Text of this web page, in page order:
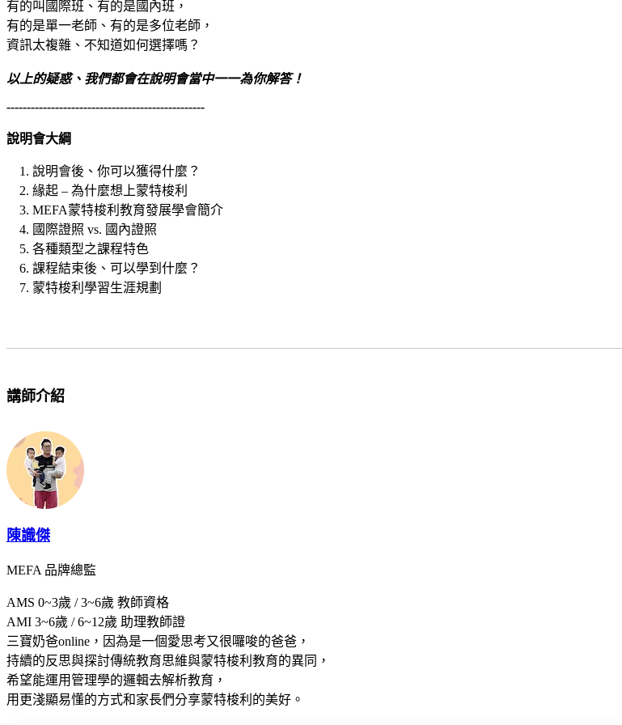
有的叫國際班、有的是國內班，
有的是單一老師、有的是多位老師，
資訊太複雜、不知道如何選擇嗎？
以上的疑惑、我們都會在說明會當中一一為你解答！
-------------------------------------------------
說明會大綱
說明會後、你可以獲得什麼？
緣起 – 為什麼想上蒙特梭利
MEFA蒙特梭利教育發展學會簡介
國際證照 vs. 國內證照
各種類型之課程特色
課程結束後、可以學到什麼？
蒙特梭利學習生涯規劃
講師介紹
陳識傑
MEFA 品牌總監
AMS 0~3歲 / 3~6歲 教師資格
AMI 3~6歲 / 6~12歲 助理教師證
三寶奶爸online，因為是一個愛思考又很囉唆的爸爸，
持續的反思與探討傳統教育思維與蒙特梭利教育的異同，
希望能運用管理學的邏輯去解析教育，
用更淺顯易懂的方式和家長們分享蒙特梭利的美好。